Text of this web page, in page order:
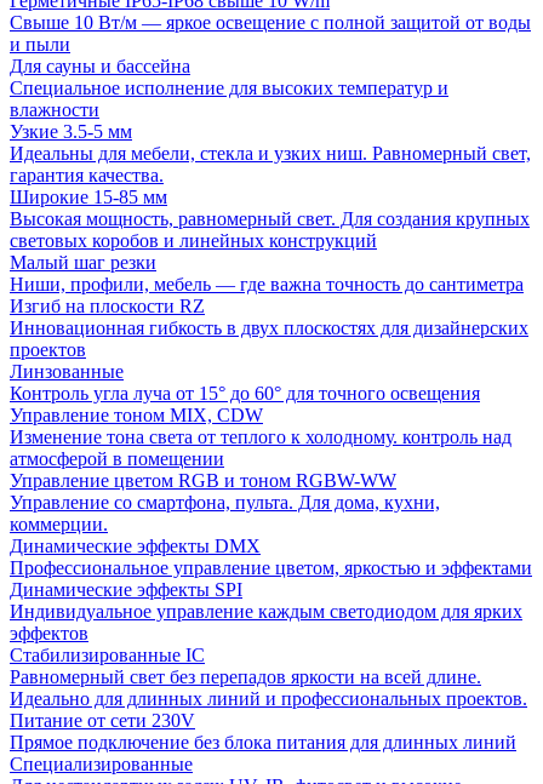
Свыше 10 Вт/м — яркое освещение с полной защитой от воды
и пыли
Для сауны и бассейна
Специальное исполнение для высоких температур и
влажности
Узкие 3.5-5 мм
Идеальны для мебели, стекла и узких ниш. Равномерный свет,
гарантия качества.
Широкие 15-85 мм
Высокая мощность, равномерный свет. Для создания крупных
световых коробов и линейных конструкций
Малый шаг резки
Ниши, профили, мебель — где важна точность до сантиметра
Изгиб на плоскости RZ
Инновационная гибкость в двух плоскостях для дизайнерских
проектов
Линзованные
Контроль угла луча от 15° до 60° для точного освещения
Управление тоном MIX, CDW
Изменение тона света от теплого к холодному. контроль над
атмосферой в помещении
Управление цветом RGB и тоном RGBW-WW
Управление со смартфона, пульта. Для дома, кухни,
коммерции.
Динамические эффекты DMX
Профессиональное управление цветом, яркостью и эффектами
Динамические эффекты SPI
Индивидуальное управление каждым светодиодом для ярких
эффектов
Стабилизированные IC
Равномерный свет без перепадов яркости на всей длине.
Идеально для длинных линий и профессиональных проектов.
Питание от сети 230V
Прямое подключение без блока питания для длинных линий
Специализированные